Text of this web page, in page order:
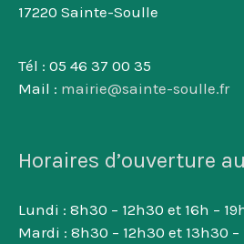
17220 Sainte-Soulle
Tél : 05 46 37 00 35
Mail : mairie@sainte-soulle.fr
Horaires d’ouverture
Lundi : 8h30 – 12h30 et 16h –
Mardi : 8h30 – 12h30 et 13h30 –